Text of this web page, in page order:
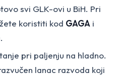
svi GLK-ovi u BiH. Pri
koristiti kod GAGA i
pri paljenju na hladno.
lanac razvoda koji